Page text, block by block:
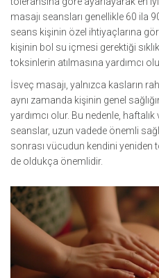
masajı seansları genellikle 60 ila
seans kişinin özel ihtiyaçlarına
kişinin bol su içmesi gerektiği
toksinlerin atılmasına yardımcı
İsveç masajı, yalnızca kasların
aynı zamanda kişinin genel
yardımcı olur. Bu nedenle,
seanslar, uzun vadede önemli
sonrası vücudun kendini yeniden
de oldukça önemlidir.